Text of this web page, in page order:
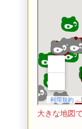
大きな地図